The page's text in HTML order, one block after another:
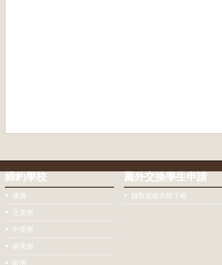
締約學校
澳洲
北美洲
中美洲
南美洲
歐洲
薦外交換學生申請
錄取資格表格下載